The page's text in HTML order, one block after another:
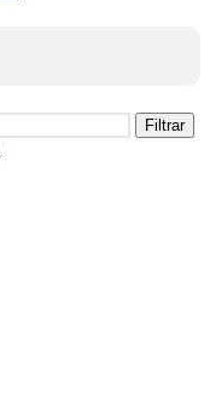
Filtrar